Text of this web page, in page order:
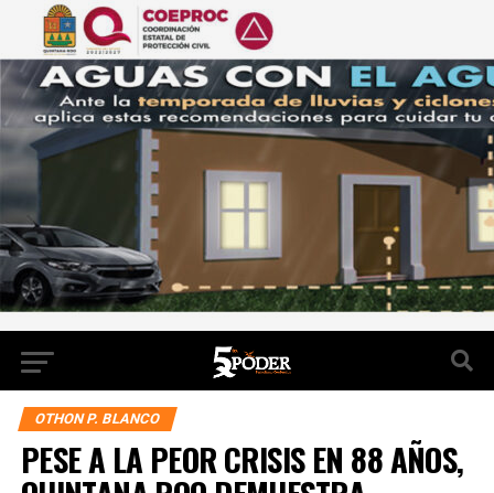
OTHON P. BLANCO
PESE A LA PEOR CRISIS EN 88 AÑOS,